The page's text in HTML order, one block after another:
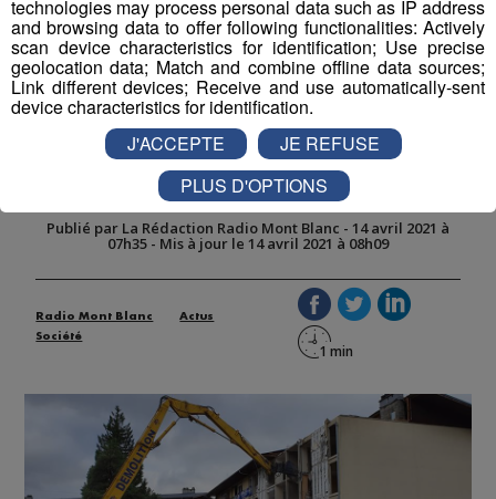
Scionzier : une véritable
métamorphose pour le quartier
du Crozet
Publié par La Rédaction Radio Mont Blanc - 14 avril 2021 à
07h35 - Mis à jour le 14 avril 2021 à 08h09
Radio Mont Blanc
Actus
Société
technologies may process personal data such as IP address
and browsing data to offer following functionalities: Actively
scan device characteristics for identification; Use precise
geolocation data; Match and combine offline data sources;
Link different devices; Receive and use automatically-sent
device characteristics for identification.
J'ACCEPTE
JE REFUSE
PLUS D'OPTIONS